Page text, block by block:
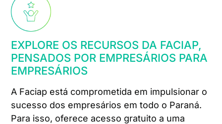
EXPLORE OS RECURSOS DA FACIAP,
PENSADOS POR EMPRESÁRIOS PARA
EMPRESÁRIOS
A Faciap está comprometida em impulsionar o
sucesso dos empresários em todo o Paraná.
Para isso, oferece acesso gratuito a uma